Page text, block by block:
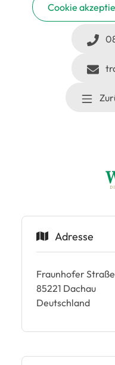
Cookie
Adresse
Fraunhofer
85221 Dachau
Deutschland